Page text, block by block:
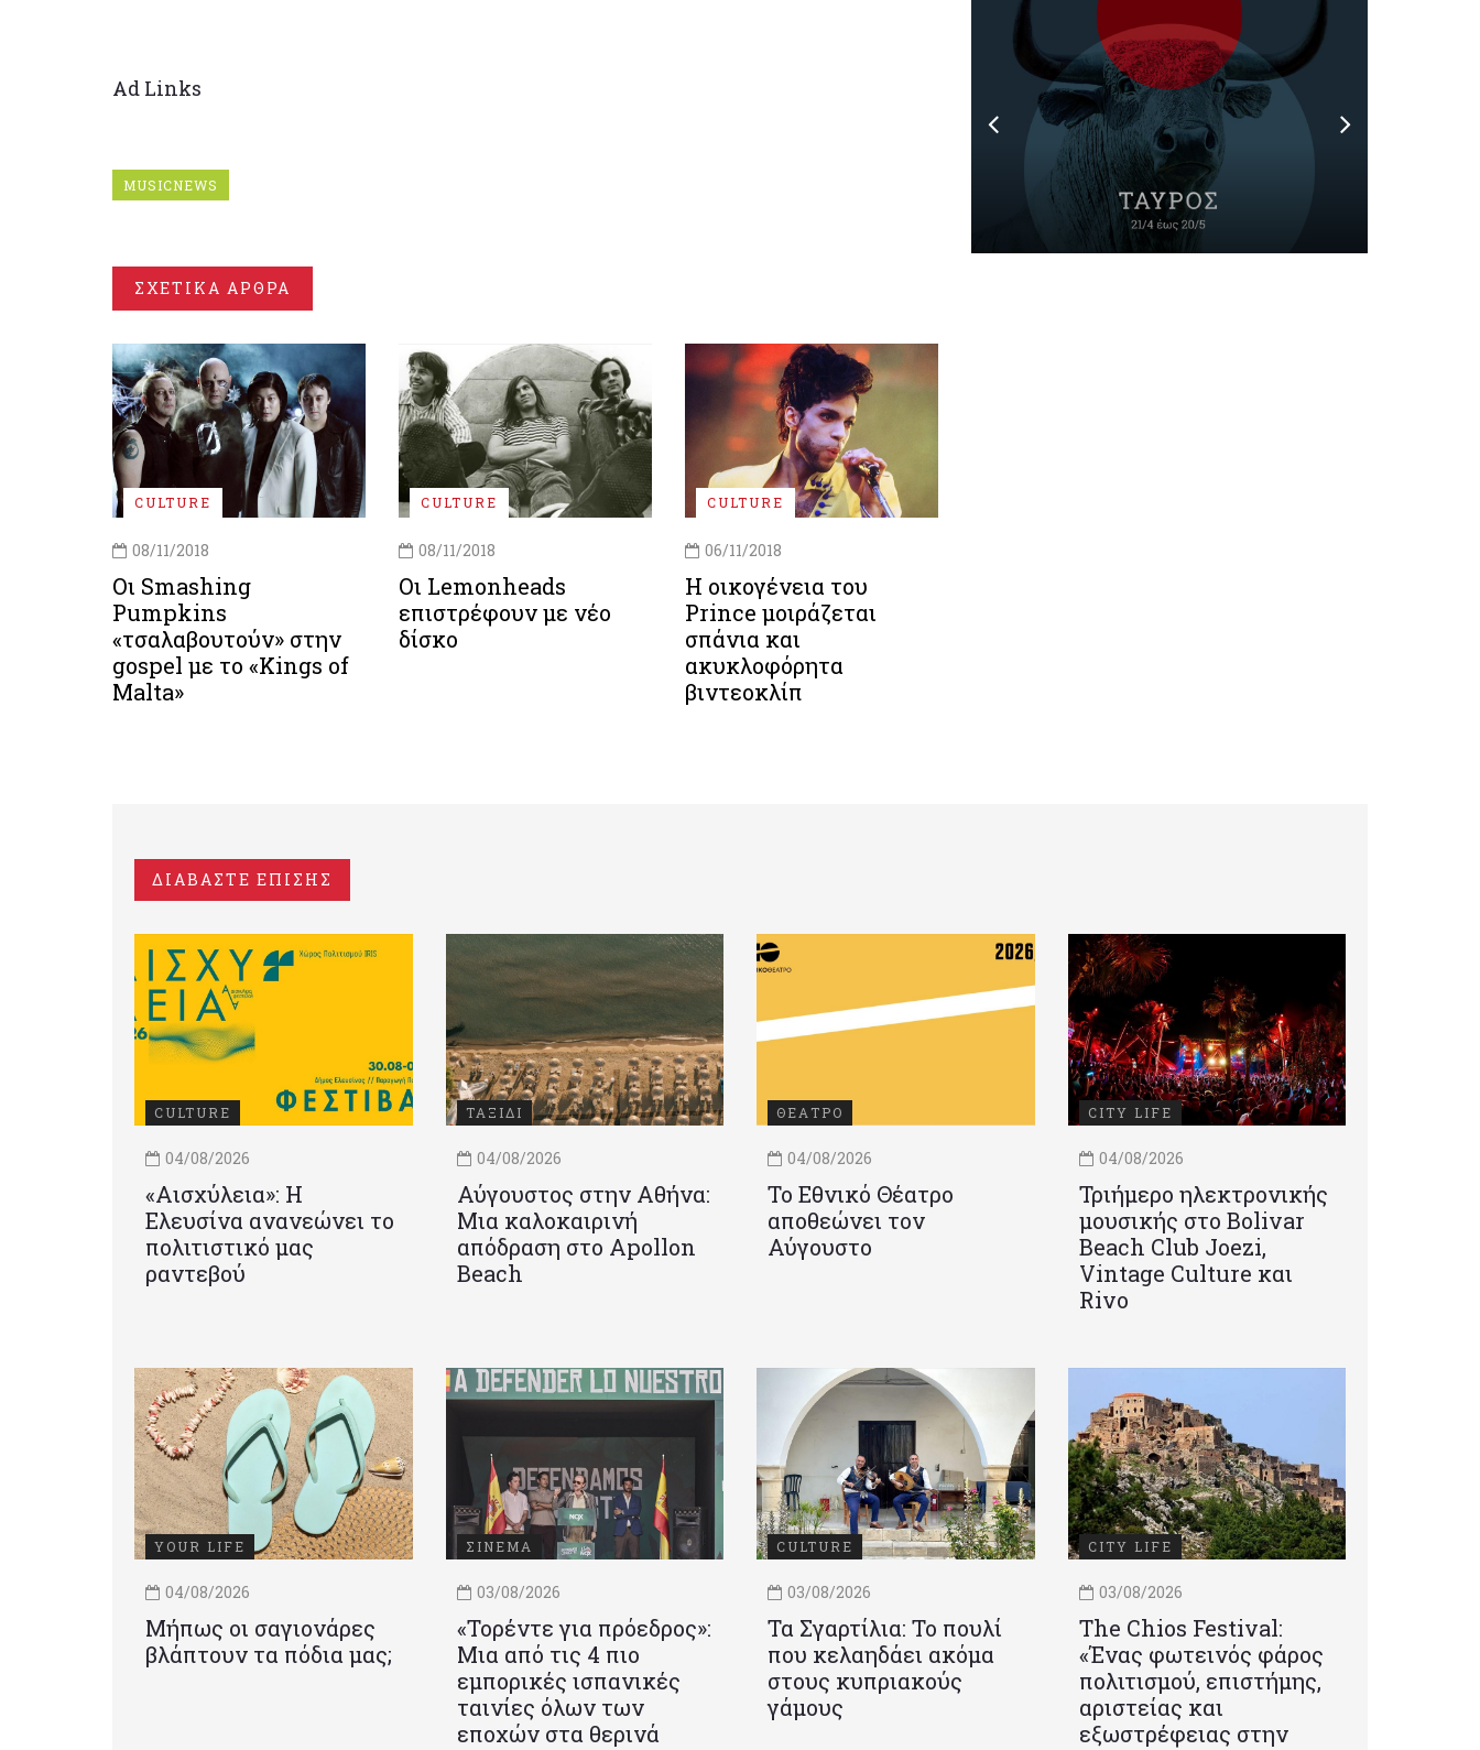
Ad Links
MUSICNEWS
ΣΧΕΤΙΚΑ ΑΡΘΡΑ
CULTURE
08/11/2018
Oι Smashing
Pumpkins
«τσαλαβουτούν» στην
gospel με το «Kings of
Malta»
CULTURE
08/11/2018
Οι Lemonheads
επιστρέφουν με νέο
δίσκο
CULTURE
06/11/2018
Η οικογένεια του
Prince μοιράζεται
σπάνια και
ακυκλοφόρητα
βιντεοκλίπ
ΔΙΑΒΑΣΤΕ ΕΠΙΣΗΣ
CULTURE
04/08/2026
«Αισχύλεια»: Η
Ελευσίνα ανανεώνει το
πολιτιστικό μας
ραντεβού
ΤΑΞΙΔΙ
04/08/2026
Αύγουστος στην Αθήνα:
Μια καλοκαιρινή
απόδραση στο Apollon
Beach
ΘΕΑΤΡΟ
04/08/2026
Το Εθνικό Θέατρο
αποθεώνει τον
Αύγουστο
CITY LIFE
04/08/2026
Τριήμερο ηλεκτρονικής
μουσικής στο Bolivar
Beach Club Joezi,
Vintage Culture και
Rivo
YOUR LIFE
04/08/2026
Μήπως οι σαγιονάρες
βλάπτουν τα πόδια μας;
ΣΙΝΕΜΑ
03/08/2026
«Τορέντε για πρόεδρος»:
Mια από τις 4 πιο
εμπορικές ισπανικές
ταινίες όλων των
εποχών στα θερινά
CULTURE
03/08/2026
Τα Σγαρτίλια: Το πουλί
που κελαηδάει ακόμα
στους κυπριακούς
γάμους
CITY LIFE
03/08/2026
Τhe Chios Festival:
«Ένας φωτεινός φάρος
πολιτισμού, επιστήμης,
αριστείας και
εξωστρέφειας στην